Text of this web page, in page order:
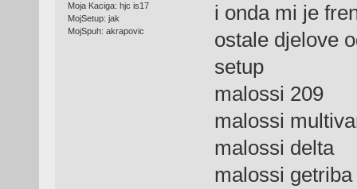
Moja Kaciga: hjc is17
MojSetup: jak
MojSpuh: akrapovic
i onda mi je
ostale djelove
setup
malossi 209
malossi
malossi delta
malossi getriba